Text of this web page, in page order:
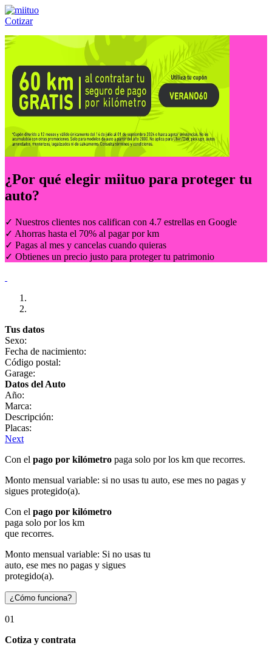
Cotizar
Llámanos al:(55) 84-21-05-00 ó
¿Por qué elegir miituo para proteger tu
auto?
✓ Nuestros clientes nos califican con 4.7 estrellas en Google
✓ Ahorras hasta el 70% al pagar por km
✓ Pagas al mes y cancelas cuando quieras
✓ Obtienes un precio justo para proteger tu patrimonio
Tus datos
Sexo:
Fecha de nacimiento:
Código postal:
Garage:
Datos del Auto
Año:
Marca:
Descripción:
Placas:
Next
Con el pago por kilómetro paga solo por los km que recorres.
Monto mensual variable: si no usas tu auto, ese mes no pagas y
sigues protegido(a).
Con el pago por kilómetro
paga solo por los km
que recorres.
Monto mensual variable: Si no usas tu
auto, ese mes no pagas y sigues
protegido(a).
¿Cómo funciona?
01
Cotiza y contrata